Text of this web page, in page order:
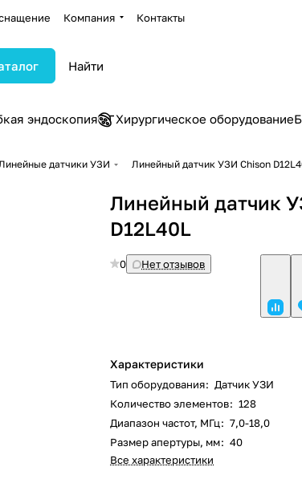
Компания Контакты
эндоскопия Хирургическое оборудование
датчики УЗИ Линейный датчик УЗИ Chison
Линейный датчик
D12L40L
0 Нет отзывов
Характеристики
Тип оборудования: Датчик УЗИ
Количество элементов: 128
Диапазон частот, МГц: 7,0-18,0
Размер апертуры, мм: 40
Все характеристики